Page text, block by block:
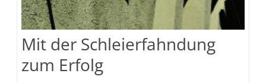
Mit der Schleierfahndung
zum Erfolg